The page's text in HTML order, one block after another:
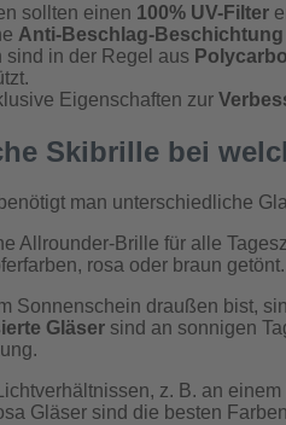
sollten einen 100% UV-Filter
Anti-Beschlag-Beschichtung
sind in der Regel aus
Eigenschaften zur
Skibrille bei
man unterschiedliche
Allrounder-Brille für alle
rosa oder braun getönt.
Sonnenschein draußen bist,
Gläser sind an sonnigen
z. B. an
Gläser sind die besten